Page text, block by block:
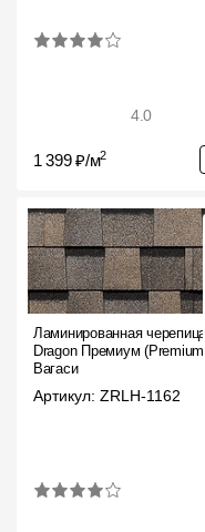
4.0
1 399 ₽/м2
Ламинированная черепица
Dragon Премиум (Premium),
Вагаси
Артикул: ZRLH-1162